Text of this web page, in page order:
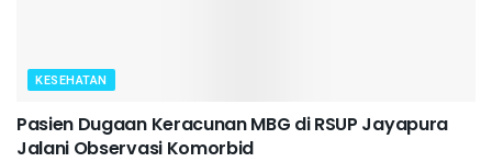
KESEHATAN
Pasien Dugaan Keracunan MBG di RSUP Jayapura
Jalani Observasi Komorbid